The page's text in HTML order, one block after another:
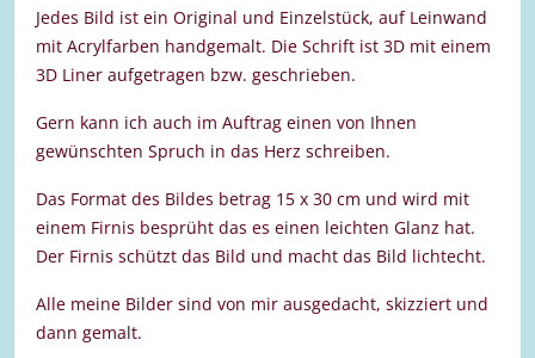
Jedes Bild ist ein Original und Einzelstück, auf Leinwand
mit Acrylfarben handgemalt. Die Schrift ist 3D mit einem
3D Liner aufgetragen bzw. geschrieben.
Gern kann ich auch im Auftrag einen von Ihnen
gewünschten Spruch in das Herz schreiben.
Das Format des Bildes betrag 15 x 30 cm und wird mit
einem Firnis besprüht das es einen leichten Glanz hat.
Der Firnis schützt das Bild und macht das Bild lichtecht.
Alle meine Bilder sind von mir ausgedacht, skizziert und
dann gemalt.